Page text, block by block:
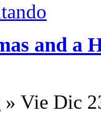
and a
» Vie Dic